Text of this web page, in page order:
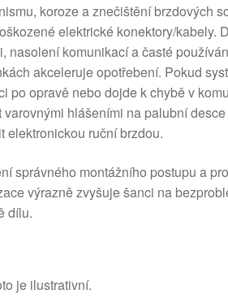
koroze a znečištění brzdových
elektrické konektory/kabely.
nasolení komunikací a časté
akceleruje opotřebení. Pokud
po opravě nebo dojde k chybě v
varovnými hlášeními na palubní
elektronickou ruční brzdou.
správného montážního postupu a
výrazně zvyšuje šanci na
dílu.
je ilustrativní.